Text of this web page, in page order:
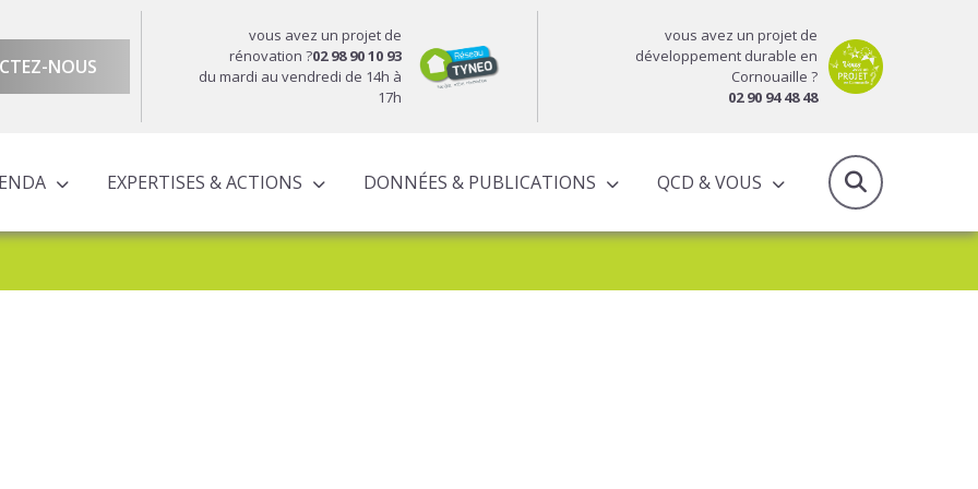
NOUS
vous avez un projet de
rénovation ?02 98 90 10 93
du mardi au vendredi de 14h à
17h
vous avez un projet de
développement durable en
Cornouaille ?
02 90 94 48 48
EXPERTISES & ACTIONS DONNÉES & PUBLICATIONS QCD & VOUS